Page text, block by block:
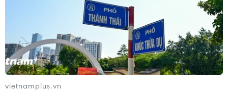
vietnamplus.vn